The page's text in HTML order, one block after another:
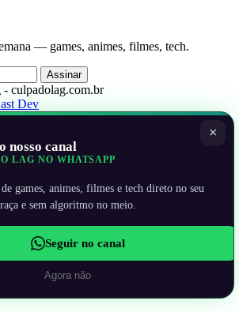
— games, animes, filmes, tech.
Assinar
culpadolag.com.br
Dev
×
nosso canal
LAG NO WHATSAPP
games, animes, filmes e tech direto no seu
e sem algoritmo no meio.
Seguir no canal
Agora não